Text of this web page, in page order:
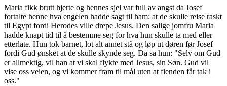
Maria fikk brutt hjerte og hennes sjel var full av angst da Josef
fortalte henne hva engelen hadde sagt til ham: at de skulle reise raskt
til Egypt fordi Herodes ville drepe Jesus. Den salige jomfru Maria
hadde knapt tid til å bestemme seg for hva hun skulle ta med eller
etterlate. Hun tok barnet, lot alt annet stå og løp ut døren før Josef
fordi Gud ønsket at de skulle skynde seg. Da sa hun: "Selv om Gud
er allmektig, vil han at vi skal flykte med Jesus, sin Søn. Gud vil
vise oss veien, og vi kommer fram til mål uten at fienden får tak i
oss."